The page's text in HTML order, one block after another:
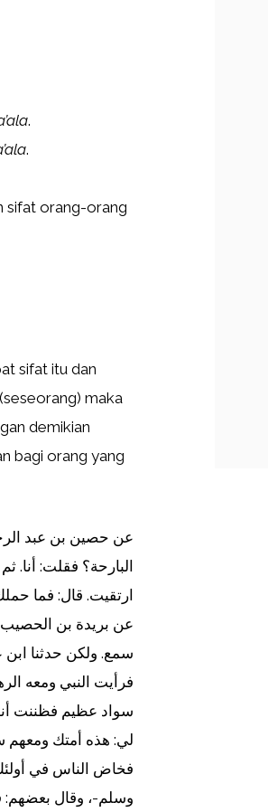
.
.
sifat orang-orang
sifat itu dan
maka
demikian
bagi orang yang
البارحة؟ فقلت:
ارتقيت. قال: فما
عن بريدة بن الحصيب
سمع. ولكن حدثنا
فرأيت النبي ومعه
سواد عظيم فظننت
لي: هذه أمتك ومعهم
فخاض الناس في
وسلم-، وقال بعضهم: